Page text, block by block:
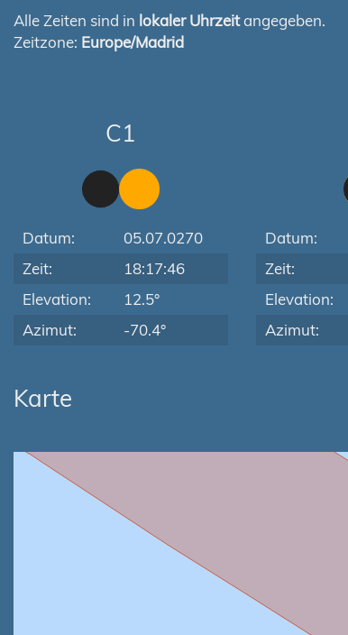
Alle Zeiten sind in lokaler Uhrzeitangegeben.
Zeitzone: Europe/Madrid
C1
Datum:
05.07.0270
Zeit:
18:17:46
Elevation:
12.5°
Azimut:
-70.4°
Datum:
Zeit:
Elevation:
Azimut:
Karte